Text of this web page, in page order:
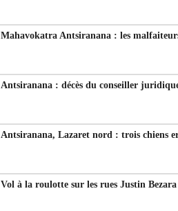
Mahavokatra Antsiranana : les
Antsiranana : décès du conseiller
Antsiranana, Lazaret nord : trois chiens
Vol à la roulotte sur les rues Justin